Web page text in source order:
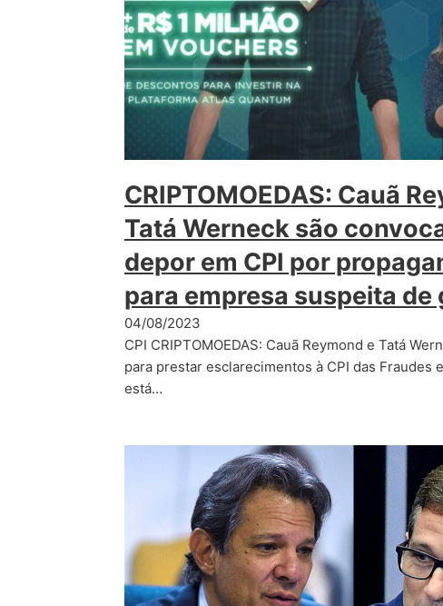
CRIPTOMOEDAS: Cauã
Tatá Werneck são
depor em CPI por
para empresa suspeita de
04/08/2023
CPI CRIPTOMOEDAS: Cauã Reymond e Tatá
para prestar esclarecimentos à CPI das Fraudes
está…